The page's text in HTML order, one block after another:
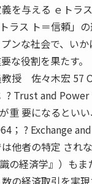
義を与える ｅト
ラス ト＝信頼」の
ンな社会で、い
な役割を果たす。
佐々木宏 57
? Trust and
重 要になるとい
； ? Exchange
他者の特定 され
の経済学』）も
の経済取引を実